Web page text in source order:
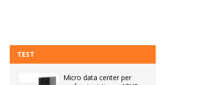
TEST
Micro data center per